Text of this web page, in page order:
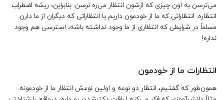
می‌ترسن به اون چیزی که ازشون انتظار می‌ره نرسن. بنابراین، ریشه‌ اضطراب
انتظاره. انتظاراتی که ما از خودمون داریم یا انتظاراتی که دیگران از ما دارن.
مسلماً در شرایطی که انتظاری از ما وجود نداشته باشه، استرسی هم وجود
نداره!
انتظارات ما از خودمون
همون‌طور که گفتیم، انتظار دو نوعه و اولین نوعش انتظار ما از خودمونه.